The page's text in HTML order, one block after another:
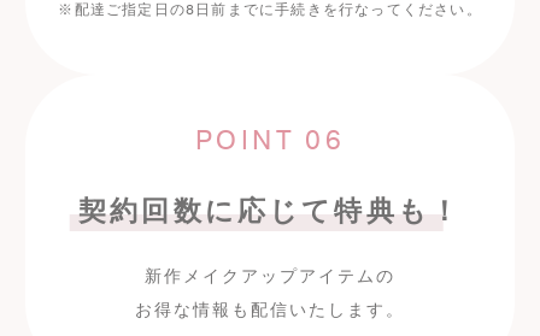
※ 配達ご指定日の8 日前までに手続きを行なってください。
POINT 06
契約回数に応じて特典も！
新作メイクアップアイテムの
お得な情報も配信いたします。